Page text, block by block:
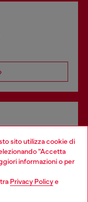
sito utilizza cookie di
"Accetta
informazioni o per
Privacy Policye
concreti per
in tutto il mondo.
but it seems you may